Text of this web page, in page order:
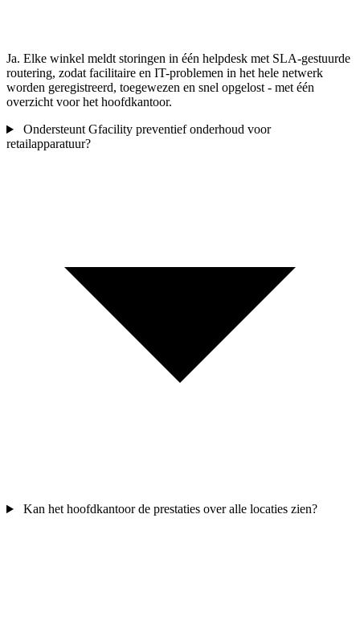
Ja. Elke winkel meldt storingen in één helpdesk met SLA-gestuurde
routering, zodat facilitaire en IT-problemen in het hele netwerk
worden geregistreerd, toegewezen en snel opgelost - met één
overzicht voor het hoofdkantoor.
Ondersteunt Gfacility preventief onderhoud voor
retailapparatuur?
Kan het hoofdkantoor de prestaties over alle locaties zien?